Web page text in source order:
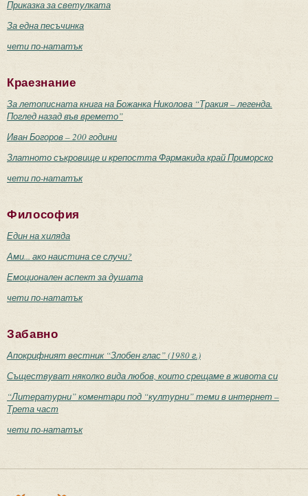
Приказка за светулката
За една песъчинка
чети по-нататък
Краезнание
За летописната книга на Божанка Николова “Тракия – легенда.
Поглед назад във времето”
Иван Богоров – 200 години
Златното съкровище и крепостта Фармакида край Приморско
чети по-нататък
Философия
Един на хиляда
Ами... ако наистина се случи?
Емоционален аспект за душата
чети по-нататък
Забавно
Апокрифният вестник “Злобен глас” (1980 г.)
Съществуват няколко вида любов, които срещаме в живота си
“Литературни” коментари под “културни” теми в интернет –
Трета част
чети по-нататък